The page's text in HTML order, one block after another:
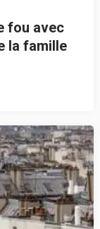
fou avec
la famille